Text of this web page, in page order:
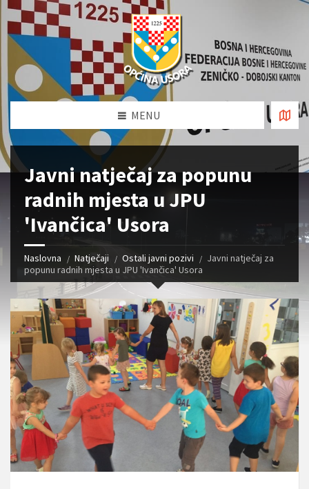
MENU
Javni natječaj za popunu
radnih mjesta u JPU
'Ivančica' Usora
Naslovna Natječaji Ostali javni pozivi
Javni natječaj za
popunu radnih mjesta u JPU 'Ivančica' Usora